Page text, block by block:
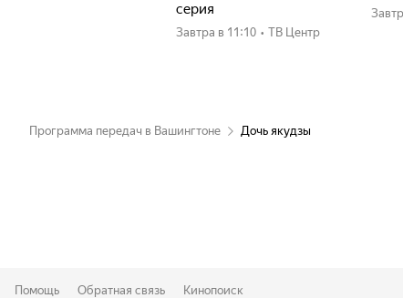
серия
Завтра в 11:10 • ТВ Центр
Программа передач в Вашингтоне Дочь якудзы
Помощь Обратная связь Кинопоиск